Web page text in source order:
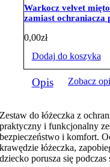
Warkocz velvet
zamiast ochraniacza
0,00zł
Dodaj do koszyka
Opis Zobacz
Zestaw do łóżeczka z
praktyczny i funkcjonalny
bezpieczeństwo i komfort.
krawędzie łóżeczka,
dziecko porusza się podczas